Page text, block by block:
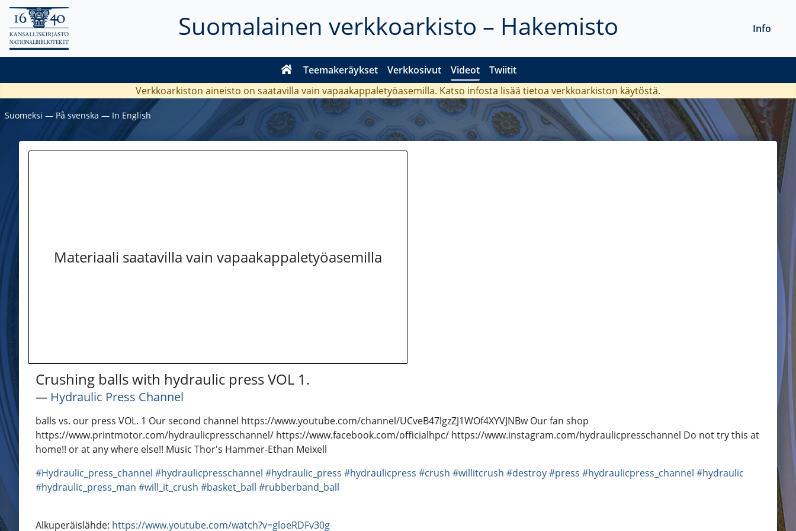
Suomalainen verkkoarkisto – Hakemisto
Teemakeräykset Verkkosivut Videot Twiitit
Info
Verkkoarkiston aineisto on saatavilla vain vapaakappaletyöasemilla. Katso infosta lisää tietoa verkkoarkiston käytöstä.
Suomeksi ― På svenska ― In English
Materiaali saatavilla vain vapaakappaletyöasemilla
Crushing balls with hydraulic press VOL 1.
― Hydraulic Press Channel
balls vs. our press VOL. 1 Our second channel https://www.youtube.com/channel/UCveB47lgzZJ1WOf4XYVJNBw Our fan shop
https://www.printmotor.com/hydraulicpresschannel/ https://www.facebook.com/officialhpc/ https://www.instagram.com/hydraulicpresschannel Do not try this at
home!! or at any where else!! Music Thor's Hammer-Ethan Meixell
#Hydraulic_press_channel #hydraulicpresschannel #hydraulic_press #hydraulicpress #crush #willitcrush #destroy#press #hydraulicpress_channel #hydraulic
#hydraulic_press_man #will_it_crush #basket_ball #rubberband_ball
Alkuperäislähde: https://www.youtube.com/watch?v=gloeRDFv30g